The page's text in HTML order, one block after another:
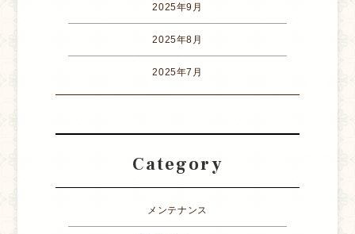
2025年9月
2025年8月
2025年7月
Category
メンテナンス